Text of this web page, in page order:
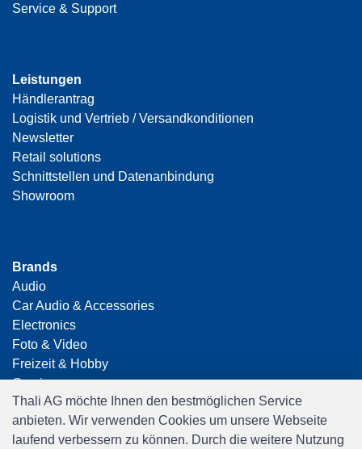
Service & Support
Leistungen
Händlerantrag
Logistik und Vertrieb / Versandkonditionen
Newsletter
Retail solutions
Schnittstellen und Datenanbindung
Showroom
Brands
Audio
Car Audio & Accessories
Electronics
Foto & Video
Freizeit & Hobby
Gaming
Haushalt
Home Office & Business
Merchandising
Thali AG möchte Ihnen den bestmöglichen Service
anbieten. Wir verwenden Cookies um unsere Webseite
laufend verbessern zu können. Durch die weitere Nutzung